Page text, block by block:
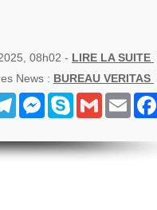
08h02 - LIRE LA SUITE
News : BUREAU VERITAS
TelegramMessenger
Skype Gmail Email